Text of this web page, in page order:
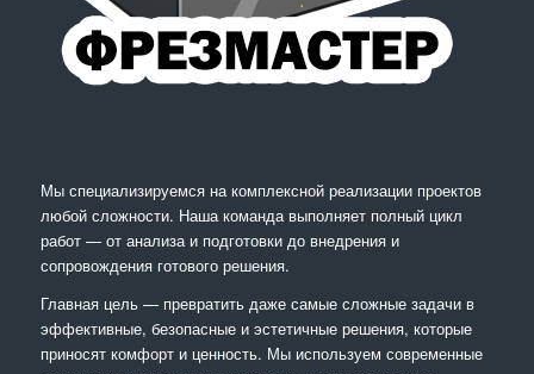
Мы специализируемся на комплексной реализации проектов
любой сложности. Наша команда выполняет полный цикл
работ — от анализа и подготовки до внедрения и
сопровождения готового решения.
Главная цель — превратить даже самые сложные задачи в
эффективные, безопасные и эстетичные решения, которые
приносят комфорт и ценность. Мы используем современные